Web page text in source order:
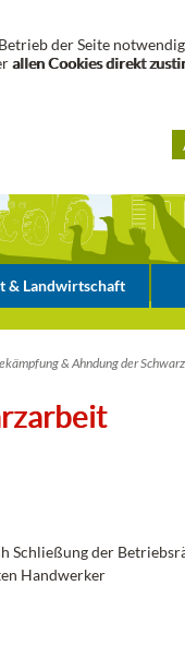
der Seite
allen Cookies direkt
& Landwirtschaft
& Ahndung der
Schließung der
Handwerker